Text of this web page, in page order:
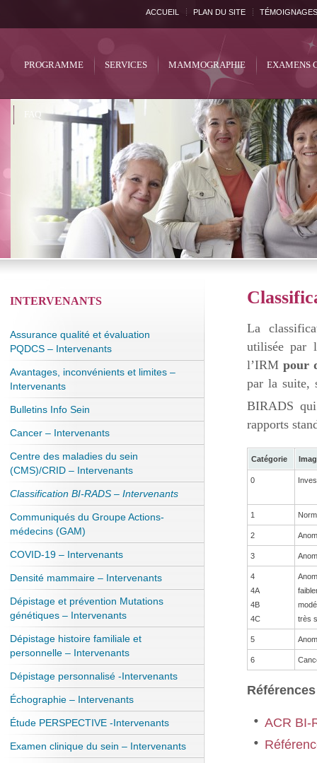
ACCUEIL PLAN DU SITE TÉMOIGNAGES
PROGRAMME SERVICES MAMMOGRAPHIE EXAMENS
FAQ
La
utilisée par
l’IRMpour
par la suite,
BIRADS
rapports
Catégorie
0
1
2
3
4
4A
4B
4C
très
5
6
ACR BI-
INTERVENANTS
Assurance qualité et évaluation
PQDCS – Intervenants
Avantages, inconvénients et limites –
Intervenants
Bulletins Info Sein
Cancer – Intervenants
Centre des maladies du sein
(CMS)/CRID – Intervenants
Classification BI-RADS – Intervenants
Communiqués du Groupe Actions-
médecins (GAM)
COVID-19 – Intervenants
Densité mammaire – Intervenants
Dépistage et prévention Mutations
génétiques – Intervenants
Dépistage histoire familiale et
personnelle – Intervenants
Dépistage personnalisé -Intervenants
Échographie – Intervenants
Étude PERSPECTIVE -Intervenants
Examen clinique du sein – Intervenants